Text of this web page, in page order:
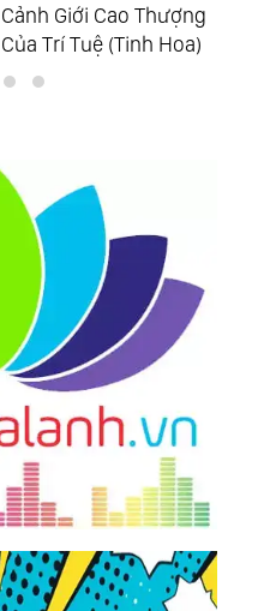
Rất Nhiều Chân Lý Nhân
Sinh (Tinh Hoa)